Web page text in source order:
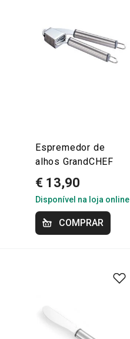
Espremedor de
alhos GrandCHEF
€ 13,90
Disponível na loja online
COMPRAR